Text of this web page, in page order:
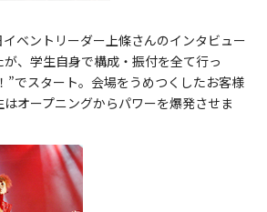
ベントリーダー上條さんのインタビュー
、学生自身で構成・振付を全て行っ
でスタート。会場をうめつくしたお客様
オープニングからパワーを爆発させま